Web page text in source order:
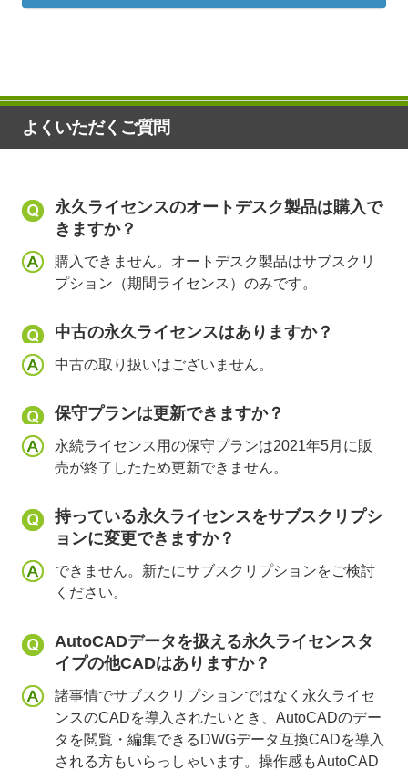
よくいただくご質問
永久ライセンスのオートデスク製品は購入で
きますか？
購入できません。オートデスク製品はサブスクリ
プション（期間ライセンス）のみです。
中古の永久ライセンスはありますか？
中古の取り扱いはございません。
保守プランは更新できますか？
永続ライセンス用の保守プランは2021年5月に販
売が終了したため更新できません。
持っている永久ライセンスをサブスクリプシ
ョンに変更できますか？
できません。新たにサブスクリプションをご検討
ください。
AutoCADデータを扱える永久ライセンスタ
イプの他CADはありますか？
諸事情でサブスクリプションではなく永久ライセ
ンスのCADを導入されたいとき、AutoCADのデー
タを閲覧・編集できるDWGデータ互換CADを導入
される方もいらっしゃいます。操作感もAutoCAD